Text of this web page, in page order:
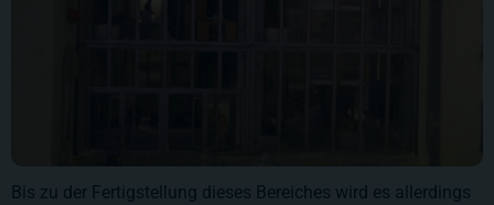
Bis zu der Fertigstellung dieses Bereiches wird es allerdings